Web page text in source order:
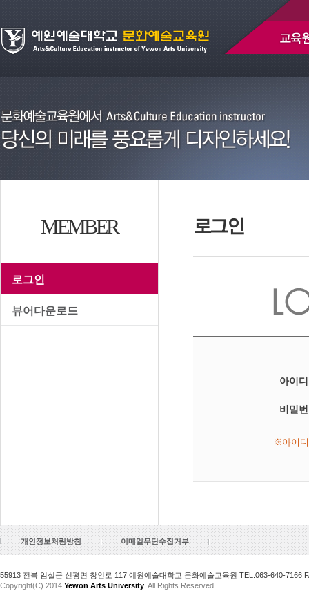
MEMBER
로그인
뷰어다운로드
로그인
아이디
비밀
※ 아이
개인정보처림방침 이메일무단수집거부
55913 전북 임실군 신평면 창인로 117 예원예술대학교 문화예술교육원 TEL.063-640-7166
Copyright(C) 2014 Yewon Arts University . All Rights Reserved.